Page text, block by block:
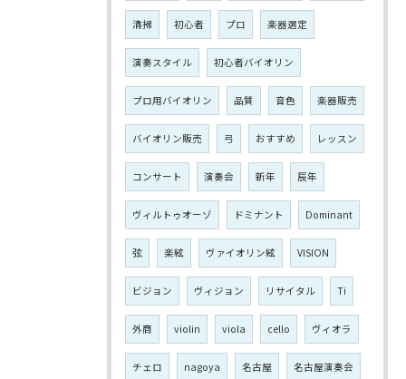
清掃 初心者 プロ 楽器選定
演奏スタイル 初心者バイオリン
プロ用バイオリン 品質 音色 楽器販売
バイオリン販売 弓 おすすめ レッスン
コンサート 演奏会 新年 辰年
ヴィルトゥオーゾ ドミナント Dominant
弦 楽絃 ヴァイオリン絃 VISION
ビジョン ヴィジョン リサイタル Ti
外商 violin viola cello ヴィオラ
チェロ nagoya 名古屋 名古屋演奏会